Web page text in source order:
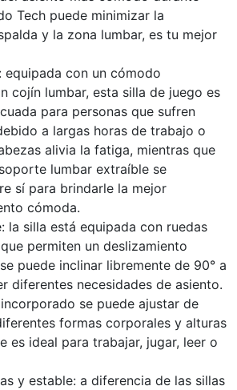
Tech puede minimizar la
y la zona lumbar, es tu mejor
equipada con un cómodo
cojín lumbar, esta silla de juego es
para personas que sufren
a largas horas de trabajo o
alivia la fatiga, mientras que
lumbar extraíble se
sí para brindarle la mejor
cómoda.
la silla está equipada con ruedas
permiten un deslizamiento
puede inclinar libremente de 90° a
diferentes necesidades de asiento.
se puede ajustar de
formas corporales y alturas
es ideal para trabajar, jugar, leer o
y estable: a diferencia de las sillas